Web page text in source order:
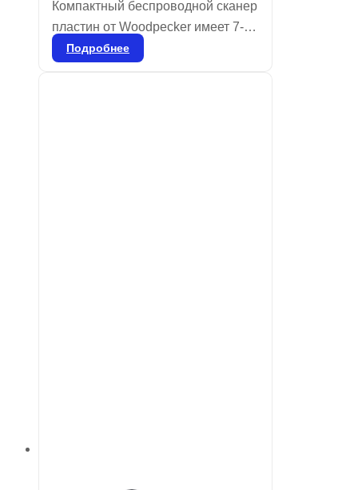
Компактный беспроводной сканер
пластин от Woodpecker имеет 7-
дюймовый сенсорный экран с
Подробнее